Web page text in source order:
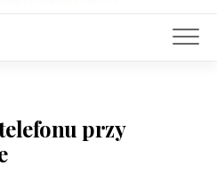
przy